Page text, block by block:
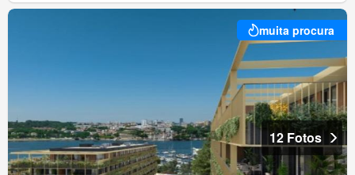
muita procura
12 Fotos